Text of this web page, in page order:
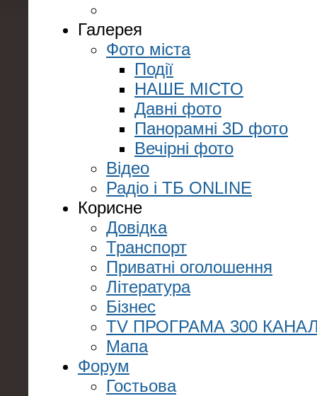
Галерея
Фото міста
Події
НАШЕ МІСТО
Давні фото
Панорамні 3D фото
Вечірні фото
Відео
Радіо і ТБ ONLINE
Корисне
Довідка
Транспорт
Приватні оголошення
Література
Бізнес
TV ПРОГРАМА 300
Мапа
Форум
Гостьова